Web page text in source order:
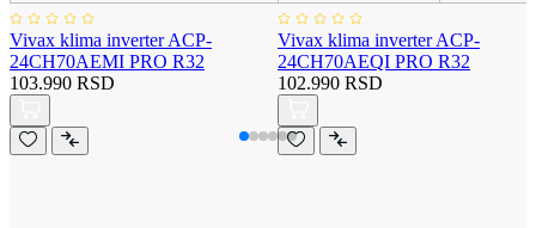
Vivax klima inverter ACP-
24CH70AEMI PRO R32
103.990 RSD
Vivax klima inverter ACP-
24CH70AEQI PRO R32
102.990 RSD